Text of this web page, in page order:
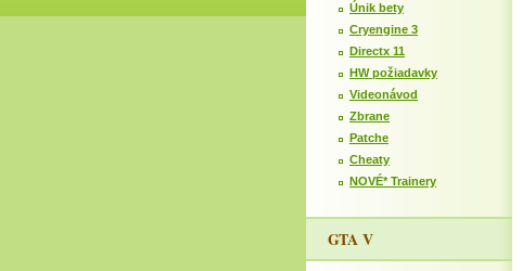
Únik bety
Cryengine 3
Directx 11
HW požiadavky
Videonávod
Zbrane
Patche
Cheaty
NOVÉ* Trainery
GTA V